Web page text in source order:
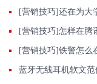
[营销技巧]怎样在腾
蓝牙无线耳机软文范